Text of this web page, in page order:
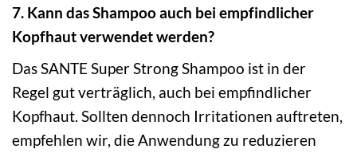
7. Kann das Shampoo auch bei empfindlicher
Kopfhaut verwendet werden?
Das SANTE Super Strong Shampoo ist in der
Regel gut verträglich, auch bei empfindlicher
Kopfhaut. Sollten dennoch Irritationen auftreten,
empfehlen wir, die Anwendung zu reduzieren